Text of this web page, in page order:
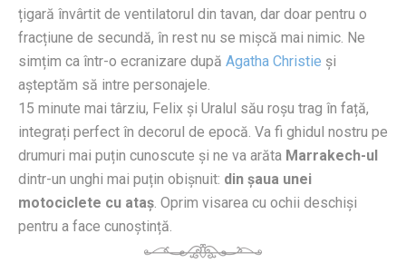
țigară învârtit de ventilatorul din tavan, dar doar pentru o
fracțiune de secundă, în rest nu se mișcă mai nimic. Ne
simțim ca într-o ecranizare după Agatha Christie și
așteptăm să intre personajele.
15 minute mai târziu, Felix și Uralul său roșu trag în față,
integrați perfect în decorul de epocă. Va fi ghidul nostru pe
drumuri mai puțin cunoscute și ne va arăta Marrakech-ul
dintr-un unghi mai puțin obișnuit: din șaua unei
motociclete cu ataș. Oprim visarea cu ochii deschiși
pentru a face cunoștință.